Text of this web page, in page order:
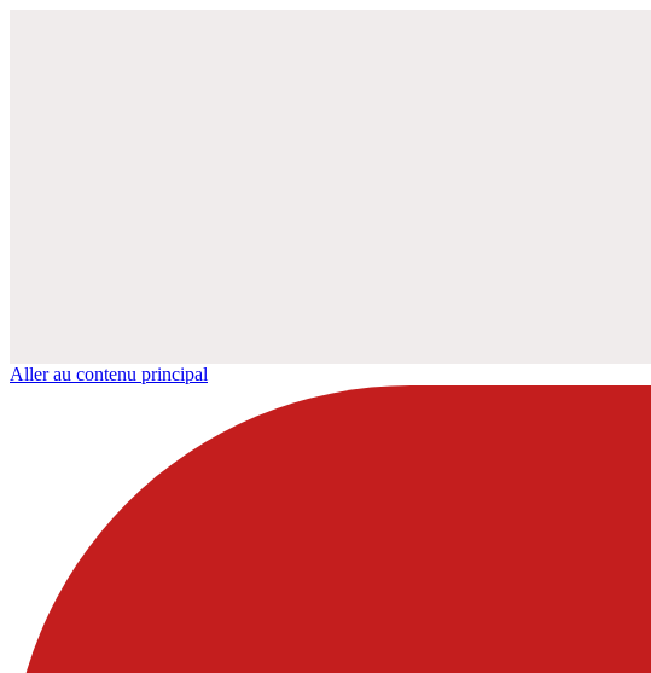
Aller au contenu principal